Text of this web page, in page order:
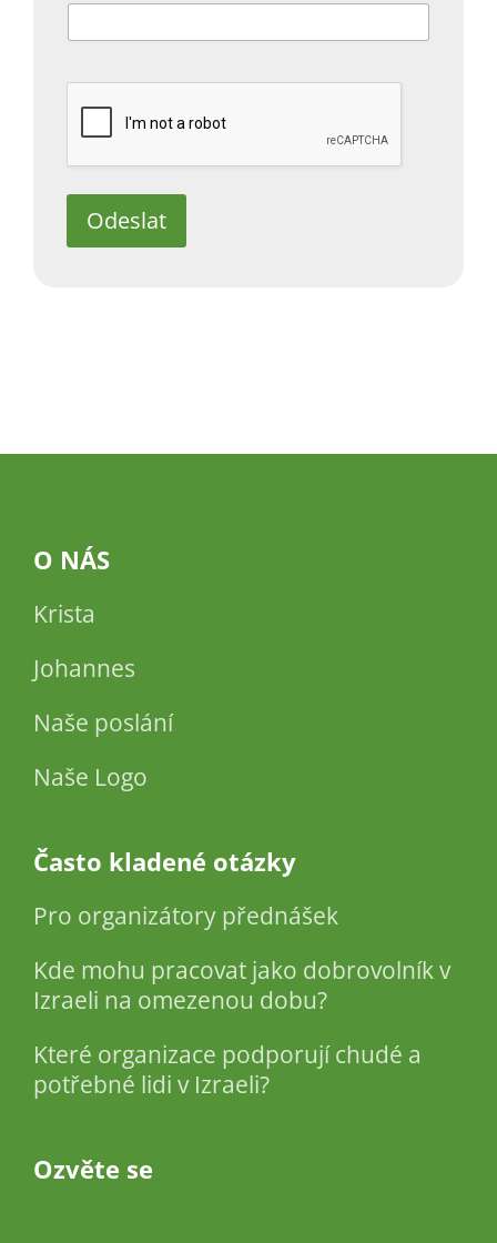
Odeslat
O NÁS
Krista
Johannes
Naše poslání
Naše Logo
Často kladené otázky
Pro organizátory přednášek
Kde mohu pracovat jako dobrovolník v
Izraeli na omezenou dobu?
Které organizace podporují chudé a
potřebné lidi v Izraeli?
Ozvěte se